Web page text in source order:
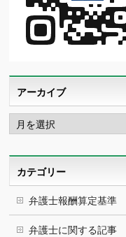
アーカイブ
ア
ー
カ
カテゴリー
弁護士報酬算定基準
弁護士に関する記事